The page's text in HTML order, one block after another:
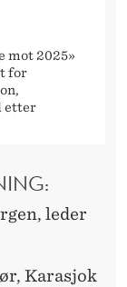
mot 2025»
for
etter
leder
Karasjok